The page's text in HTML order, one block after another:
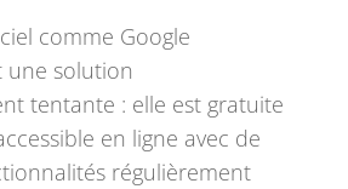
comme Google
une solution
tentante : elle est gratuite
en ligne avec de
régulièrement